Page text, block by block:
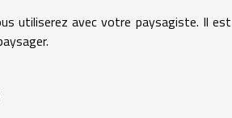
utiliserez avec votre paysagiste. Il est